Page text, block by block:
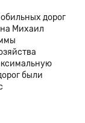
дорог
Михаил
были